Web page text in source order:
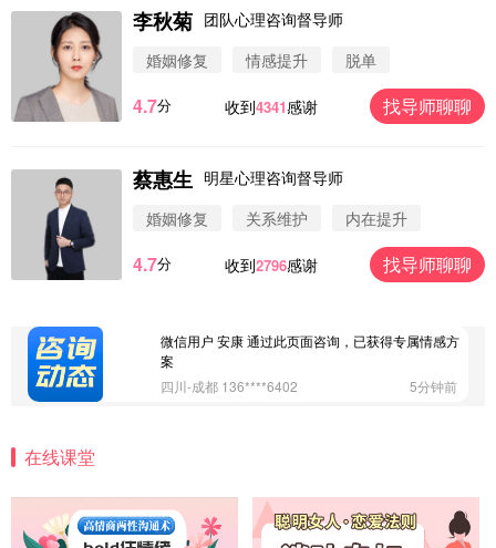
李秋菊 团队心理咨询督导师
婚姻修复
情感提升 脱单
4.7分 收到4341感谢 找导师聊聊
蔡惠生 明星心理咨询督导师
婚姻修复
关系维护 内在提升
4.7分 收到2796感谢 找导师聊聊
微信用户 圆圈 通过此页面咨询，已获得专属情感方
微信用户 Vnno 通过此页面咨询，已获得专属情感方
案
微信用户 大太阳 通过此页面咨询，已获得专属情感
微信用户 安康 通过此页面咨询，已获得专属情感方
案
四川-成都 136****6402
5分钟前
方案
上海-浦东 177****9074
56分钟前
在线课堂